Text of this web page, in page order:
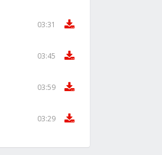
03:31
03:45
03:59
03:29